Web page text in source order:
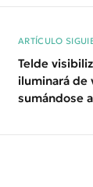
ARTÍCULO
Telde
iluminará de
sumándose